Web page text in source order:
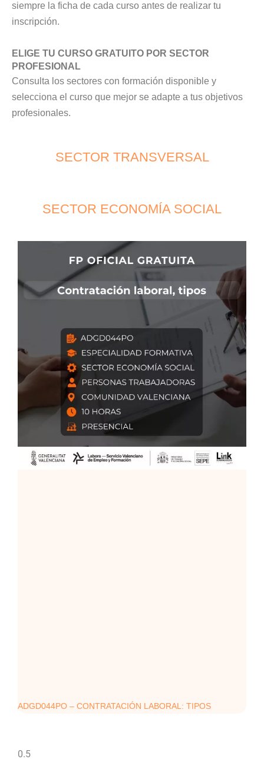
siempre la ficha de cada curso antes de realizar tu
inscripción.
ELIGE TU CURSO GRATUITO POR SECTOR
PROFESIONAL
Consulta los sectores con formación disponible y
selecciona el curso que mejor se adapte a tus objetivos
profesionales.
SECTOR TRANSVERSAL
SECTOR ECONOMÍA SOCIAL
ADGD044PO – CONTRATACIÓN LABORAL: TIPOS